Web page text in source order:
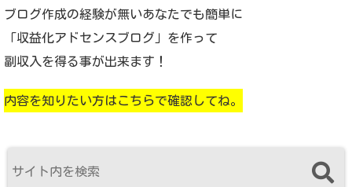
ブログ作成の経験が無いあなたでも簡単に
「収益化アドセンスブログ」を作って
副収入を得る事が出来ます！
内容を知りたい方はこちらで確認してね。